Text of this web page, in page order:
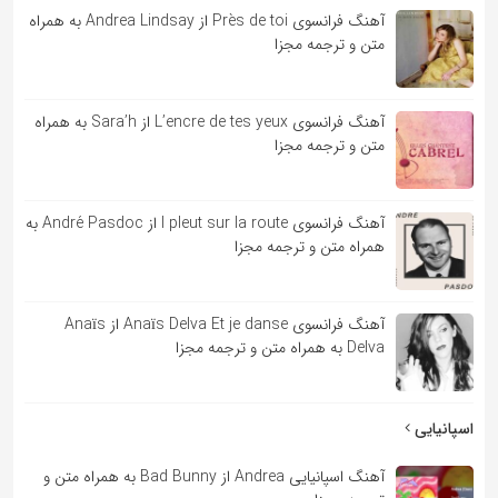
آهنگ فرانسوی Près de toi از Andrea Lindsay به همراه
متن و ترجمه مجزا
آهنگ فرانسوی L’encre de tes yeux از Sara’h به همراه
متن و ترجمه مجزا
آهنگ فرانسوی l pleut sur la route از André Pasdoc به
همراه متن و ترجمه مجزا
آهنگ فرانسوی Anaïs Delva Et je danse از Anaïs
Delva به همراه متن و ترجمه مجزا
اسپانیایی
آهنگ اسپانیایی Andrea از Bad Bunny به همراه متن و